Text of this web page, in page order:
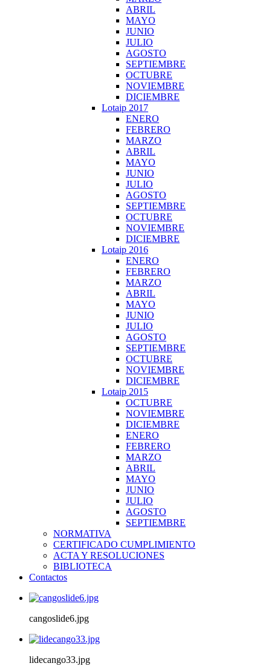
ABRIL
MAYO
JUNIO
JULIO
AGOSTO
SEPTIEMBRE
OCTUBRE
NOVIEMBRE
DICIEMBRE
Lotaip 2017
ENERO
FEBRERO
MARZO
ABRIL
MAYO
JUNIO
JULIO
AGOSTO
SEPTIEMBRE
OCTUBRE
NOVIEMBRE
DICIEMBRE
Lotaip 2016
ENERO
FEBRERO
MARZO
ABRIL
MAYO
JUNIO
JULIO
AGOSTO
SEPTIEMBRE
OCTUBRE
NOVIEMBRE
DICIEMBRE
Lotaip 2015
OCTUBRE
NOVIEMBRE
DICIEMBRE
ENERO
FEBRERO
MARZO
ABRIL
MAYO
JUNIO
JULIO
AGOSTO
SEPTIEMBRE
NORMATIVA
CERTIFICADO CUMPLIMIENTO
ACTA Y RESOLUCIONES
BIBLIOTECA
Contactos
cangoslide6.jpg
lidecango33.jpg